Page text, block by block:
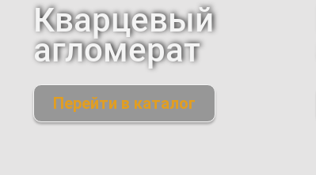
Кварцевый
агломерат
Перейти в каталог